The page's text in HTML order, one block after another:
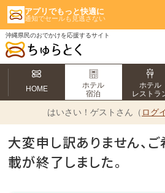
アプリでもっと快適に
通知でセールも見逃さない
沖縄県民のおでかけを応援するサイト
HOME
ホテル
宿泊
ホテル
レストラ
はいさい！ ゲストさん（ ログ
大変申し訳ありません、
載が終了しました。